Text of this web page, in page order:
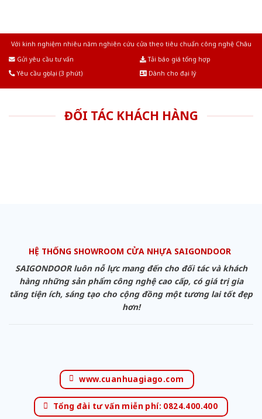
Với kinh nghiệm nhiêu năm nghiên cứu cửa theo tiêu chuẩn công nghệ Châu
Gửi yêu cầu tư vấn
Tải báo giá tổng hợp
Yêu cầu gọi lại (3 phút)
Dành cho đại lý
ĐỐI TÁC KHÁCH HÀNG
HỆ THỐNG SHOWROOM CỬA NHỰA SAIGONDOOR
SAIGONDOOR luôn nỗ lực mang đến cho đối tác và khách
hàng những sản phẩm công nghệ cao cấp, có giá trị gia
tăng tiện ích, sáng tạo cho cộng đồng một tương lai tốt đẹp
hơn!
www.cuanhuagiago.com
Tổng đài tư vấn miễn phí: 0824.400.400